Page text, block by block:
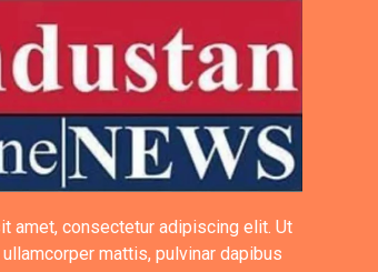
amet, consectetur adipiscing elit. Ut
mattis, pulvinar dapibus